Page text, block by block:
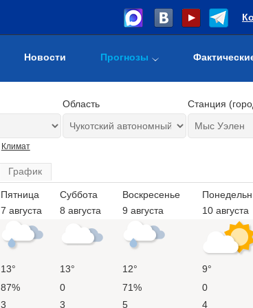
Новости Прогнозы
Область Станция
Климат
График
Пятница
7 августа
Суббота
8 августа
Воскресенье
9 августа
10 августа
13° 13° 12°
9°
87% 0 71%
0
3 3 5 4